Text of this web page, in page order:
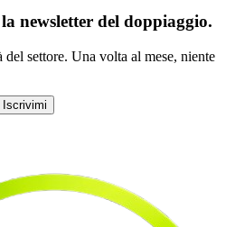
newsletter del doppiaggio.
settore. Una volta al mese, niente
Iscrivimi